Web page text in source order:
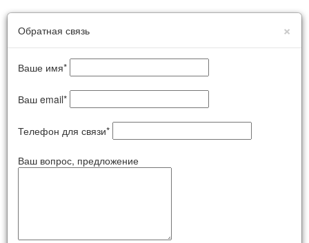
×
Обратная связь
Ваше имя*
Ваш email*
Телефон для связи*
Ваш вопрос, предложение